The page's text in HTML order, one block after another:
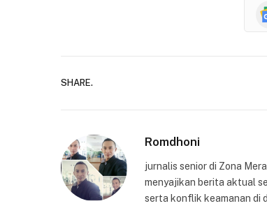
SHARE.
Romdhoni
jurnalis senior di Zona
menyajikan berita aktual
serta konflik keamanan di